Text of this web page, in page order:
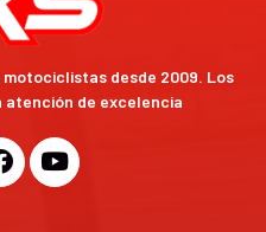
desde 2009. Los
atención de excelencia